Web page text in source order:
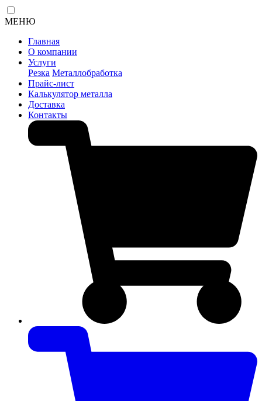
МЕНЮ
Главная
О компании
Услуги
Резка Металлобработка
Прайс-лист
Калькулятор металла
Доставка
Контакты